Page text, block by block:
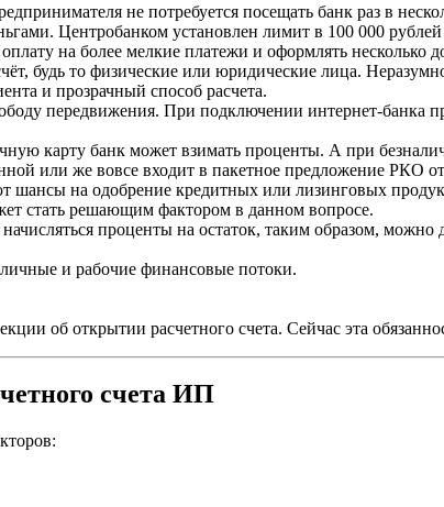
не потребуется посещать банк раз в
Центробанком установлен лимит в 100 000
на более мелкие платежи и оформлять несколько
будь то физические или юридические лица.
и прозрачный способ расчета.
передвижения. При подключении интернет-банка
карту банк может взимать проценты. А при
или же вовсе входит в пакетное предложение РКО
на одобрение кредитных или лизинговых
стать решающим фактором в данном вопросе.
проценты на остаток, таким образом,
личные и рабочие финансовые потоки.
об открытии расчетного счета. Сейчас эта
счета ИП